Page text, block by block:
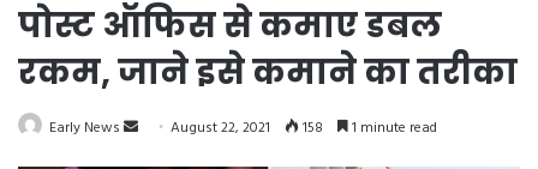
पोस्ट ऑफिस से कमाए डबल
रकम, जाने इसे कमाने का तरीका
Early News August 22, 2021 158 1 minute read